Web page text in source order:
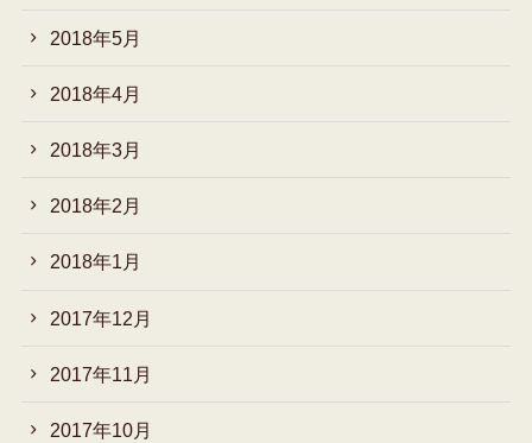
2018年5月
2018年4月
2018年3月
2018年2月
2018年1月
2017年12月
2017年11月
2017年10月